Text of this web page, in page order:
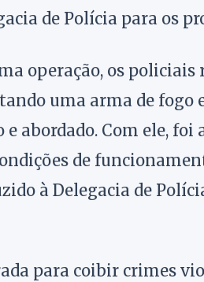
de Polícia para os
operação, os
uma arma de fogo
abordado. Com ele,
de
à Delegacia de
para coibir crimes